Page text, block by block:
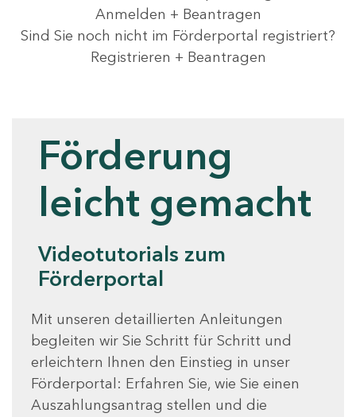
Anmelden + Beantragen
Sind Sie noch nicht im Förderportal registriert?
Registrieren + Beantragen
Förderung
leicht gemacht
Videotutorials zum
Förderportal
Mit unseren detaillierten Anleitungen
begleiten wir Sie Schritt für Schritt und
erleichtern Ihnen den Einstieg in unser
Förderportal: Erfahren Sie, wie Sie einen
Auszahlungsantrag stellen und die